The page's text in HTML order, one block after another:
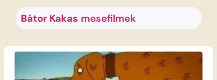
Bátor Kakas mesefilmek